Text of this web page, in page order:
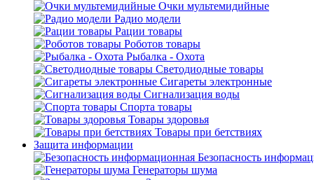
Очки мультемидийные
Радио модели
Рации товары
Роботов товары
Рыбалка - Охота
Светодиодные товары
Сигареты электронные
Сигнализация воды
Спорта товары
Товары здоровья
Товары при бетствиях
Защита информации
Безопасность
Генераторы шума